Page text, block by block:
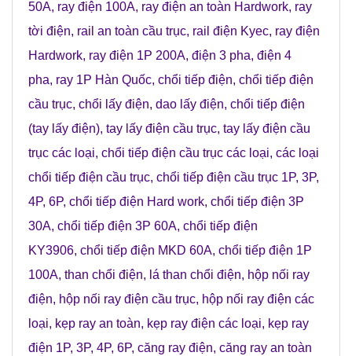
50A, ray điện 100A, ray điện an toàn Hardwork, ray
tời điện, rail an toàn cầu trục, rail điện Kyec, ray điện
Hardwork, ray điện 1P 200A, điện 3 pha, điện 4
pha, ray 1P Hàn Quốc, chổi tiếp điện, chổi tiếp điện
cầu trục, chổi lấy điện, dao lấy điện, chổi tiếp điện
(tay lấy điện), tay lấy điện cầu trục, tay lấy điện cầu
trục các loại, chổi tiếp điện cầu trục các loại, các loại
chổi tiếp điện cầu trục, chổi tiếp điện cầu trục 1P, 3P,
4P, 6P, chổi tiếp điện Hard work, chổi tiếp điện 3P
30A, chổi tiếp điện 3P 60A, chổi tiếp điện
KY3906, chổi tiếp điện MKD 60A, chổi tiếp điện 1P
100A, than chổi điện, lá than chổi điện, hộp nối ray
điện, hộp nối ray điện cầu trục, hộp nối ray điện các
loại, kẹp ray an toàn, kẹp ray điện các loại, kẹp ray
điện 1P, 3P, 4P, 6P, căng ray điện, căng ray an toàn